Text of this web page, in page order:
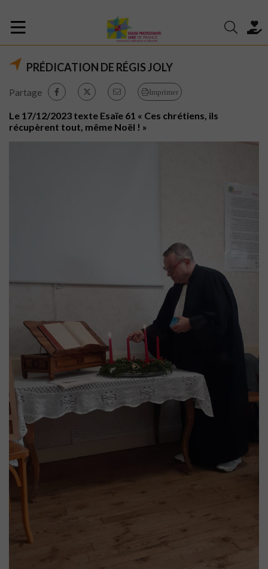
PRÉDICATION DE RÉGIS JOLY
Partage Imprimer
Le 17/12/2023 texte Esaïe 61 « Ces chrétiens, ils
récupèrent tout, même Noël ! »